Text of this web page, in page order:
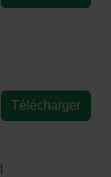
Télécharger